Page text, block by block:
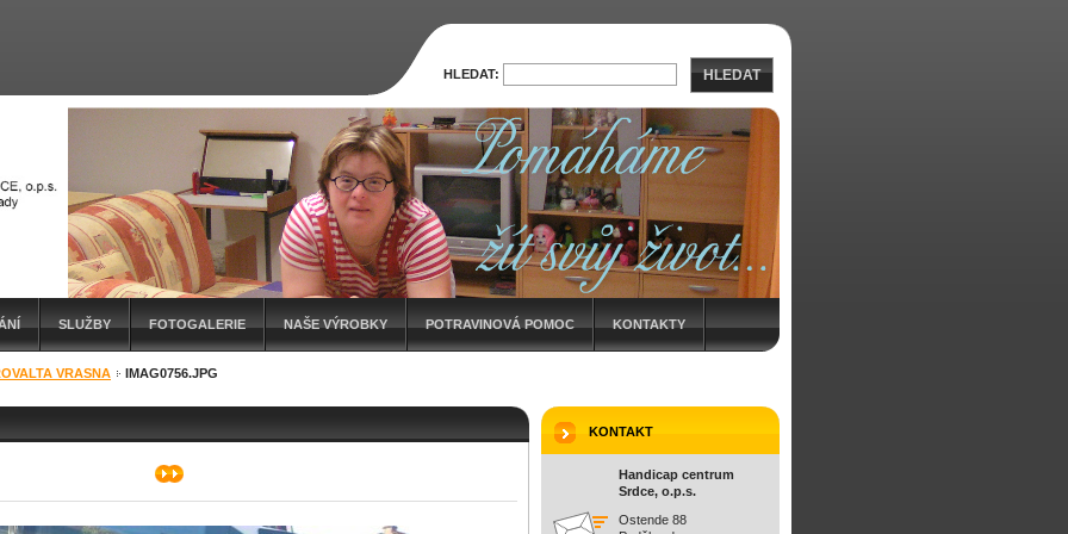
SLUŽBY FOTOGALERIE NAŠE VÝROBKY POTRAVINOVÁ POMOC KONTAKTY
AUTOMOBILŮ PRO HANDICAP CENTRUM SRDCE, O.P.S.
VRASNA IMAG0756.JPG
KONTAKT
Handicap centrum
Srdce, o.p.s.
Ostende 88
HLEDAT: HLEDAT